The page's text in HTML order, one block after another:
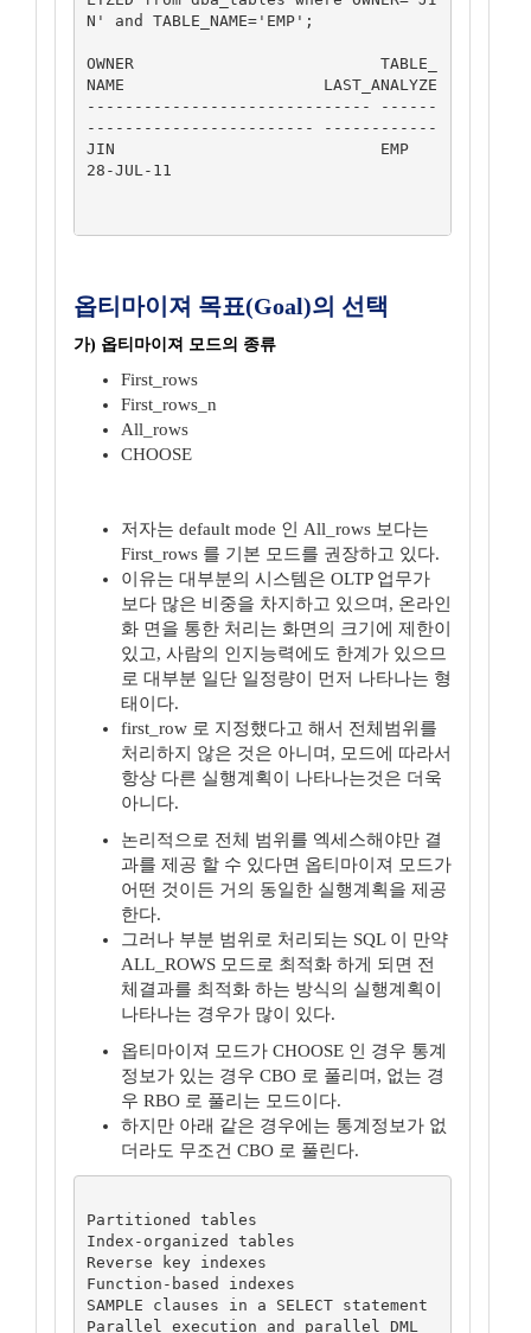
N' and TABLE_NAME='EMP';
OWNER                          TABLE_
NAME                     LAST_ANALYZE
------------------------------ ------
------------------------ ------------
JIN                            EMP
28-JUL-11
옵티마이져 목표(Goal)의 선택
가) 옵티마이져 모드의 종류
First_rows
First_rows_n
All_rows
CHOOSE
저자는 default mode 인 All_rows 보다는
First_rows 를 기본 모드를 권장하고 있다.
이유는 대부분의 시스템은 OLTP 업무가
보다 많은 비중을 차지하고 있으며, 온라인
화 면을 통한 처리는 화면의 크기에 제한이
있고, 사람의 인지능력에도 한계가 있으므
로 대부분 일단 일정량이 먼저 나타나는 형
태이다.
first_row 로 지정했다고 해서 전체범위를
처리하지 않은 것은 아니며, 모드에 따라서
항상 다른 실행계획이 나타나는것은 더욱
아니다.
논리적으로 전체 범위를 엑세스해야만 결
과를 제공 할 수 있다면 옵티마이져 모드가
어떤 것이든 거의 동일한 실행계획을 제공
한다.
그러나 부분 범위로 처리되는 SQL 이 만약
ALL_ROWS 모드로 최적화 하게 되면 전
체결과를 최적화 하는 방식의 실행계획이
나타나는 경우가 많이 있다.
옵티마이져 모드가 CHOOSE 인 경우 통계
정보가 있는 경우 CBO 로 풀리며, 없는 경
우 RBO 로 풀리는 모드이다.
하지만 아래 같은 경우에는 통계정보가 없
더라도 무조건 CBO 로 풀린다.
Partitioned tables
Index-organized tables
Reverse key indexes
Function-based indexes
SAMPLE clauses in a SELECT statement
Parallel execution and parallel DML